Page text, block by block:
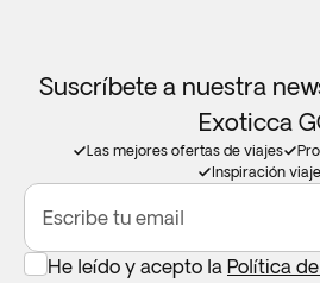
Suscríbete a nuestra
Exoticca
Las mejores ofertas de viajes
Inspiración
Escribe tu email
He leído y acepto la Política